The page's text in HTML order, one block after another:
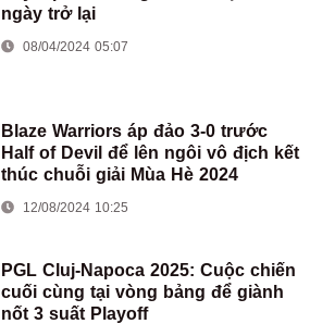
ngày trở lại
08/04/2024 05:07
Blaze Warriors áp đảo 3-0 trước
Half of Devil để lên ngôi vô địch kết
thúc chuỗi giải Mùa Hè 2024
12/08/2024 10:25
PGL Cluj-Napoca 2025: Cuộc chiến
cuối cùng tại vòng bảng để giành
nốt 3 suất Playoff